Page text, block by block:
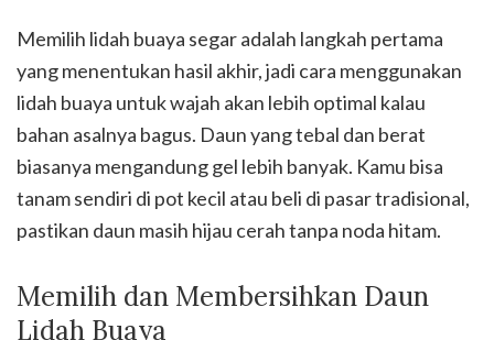
Memilih lidah buaya segar adalah langkah pertama
yang menentukan hasil akhir, jadi cara menggunakan
lidah buaya untuk wajah akan lebih optimal kalau
bahan asalnya bagus. Daun yang tebal dan berat
biasanya mengandung gel lebih banyak. Kamu bisa
tanam sendiri di pot kecil atau beli di pasar tradisional,
pastikan daun masih hijau cerah tanpa noda hitam.
Memilih dan Membersihkan Daun
Lidah Buaya